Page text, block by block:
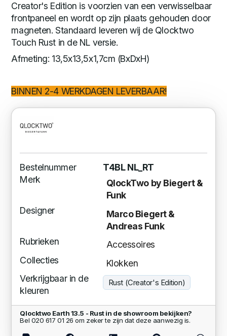
Creator's Edition is voorzien van een verwisselbaar
frontpaneel en wordt op zijn plaats gehouden door
magneten. Standaard leveren wij de Qlocktwo
Touch Rust in de NL versie.
Afmeting: 13,5x13,5x1,7cm (BxDxH)
BINNEN 2-4 WERKDAGEN LEVERBAAR!
Bestelnummer
T4BL NL_RT
Merk
QlockTwo by Biegert &
Funk
Designer
Marco Biegert &
Andreas Funk
Rubrieken
Accessoires
Collecties
Klokken
Verkrijgbaar in de
kleuren
Rust (Creator's Edition)
Qlocktwo Earth 13.5 - Rust in de showroom bekijken?
Bel 020 617 01 26 om zeker te zijn dat deze aanwezig is.